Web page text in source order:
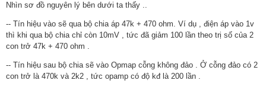
Nhìn sơ đồ nguyên lý bên dưới ta thấy ..
-- Tín hiệu vào sẽ qua bộ chia áp 47k + 470 ohm. Ví dụ , điện áp vào 1v
thì khi qua bộ chia chỉ còn 10mV , tức đã giảm 100 lần theo trị số của 2
con trở 47k + 470 ohm .
-- Tín hiệu sau bộ chia sẽ vào Opmap cỗng không đảo . Ở cỗng đảo có 2
con trở là 470k và 2k2 , tức opamp có độ kđ là 200 lần .